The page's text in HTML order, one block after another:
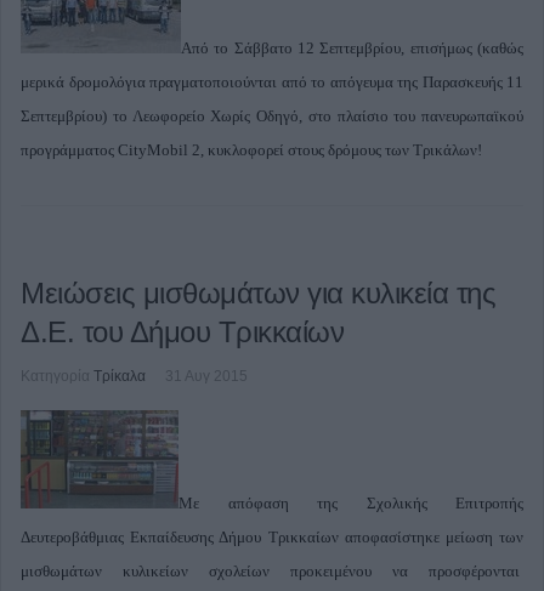
Από το Σάββατο 12 Σεπτεμβρίου, επισήμως (καθώς
μερικά δρομολόγια πραγματοποιούνται από το απόγευμα της Παρασκευής 11
Σεπτεμβρίου) το Λεωφορείο Χωρίς Οδηγό, στο πλαίσιο του πανευρωπαϊκού
προγράμματος CityMobil 2, κυκλοφορεί στους δρόμους των Τρικάλων!
Μειώσεις μισθωμάτων για κυλικεία της
Δ.Ε. του Δήμου Τρικκαίων
Κατηγορία Τρίκαλα 31 Αυγ 2015
Με απόφαση της Σχολικής Επιτροπής
Δευτεροβάθμιας Εκπαίδευσης Δήμου Τρικκαίων αποφασίστηκε μείωση των
μισθωμάτων κυλικείων σχολείων προκειμένου να προσφέρονται